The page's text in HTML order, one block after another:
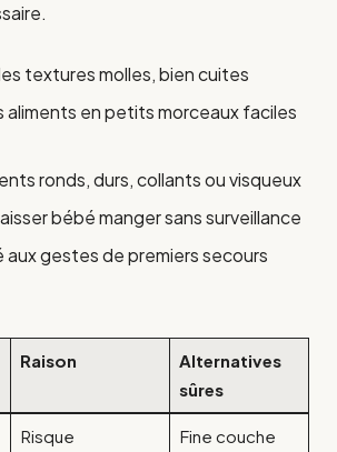
textures molles, bien cuites
en petits morceaux faciles
ronds, durs, collants ou visqueux
bébé manger sans surveillance
gestes de premiers secours
Raison
Alternatives
sûres
Risque
Fine couche